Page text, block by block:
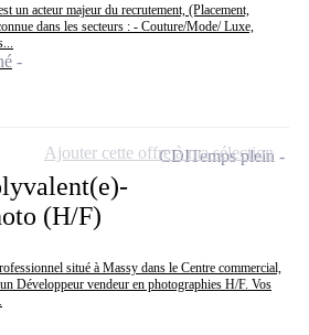
un acteur majeur du recrutement, (Placement,
dans les secteurs : - Couture/Mode/ Luxe,
(H/F)
situé à Massy dans le Centre commercial,
Développeur vendeur en photographies H/F. Vos
CDITemps plein
Ajouter cette offre à ma sélection